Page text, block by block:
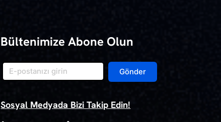
Bültenimize Abone Olun
Gönder
Sosyal Medyada Bizi Takip Edin!